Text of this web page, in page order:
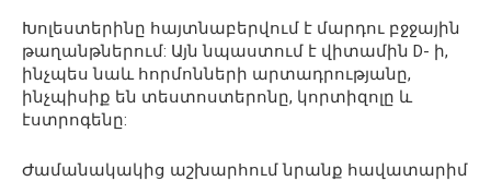
Խոլեստերինը հայտնաբերվում է մարդու բջջային
թաղանթներում: Այն նպաստում է վիտամին D- ի,
ինչպես նաև հորմոնների արտադրությանը,
ինչպիսիք են տեստոստերոնը, կորտիզոլը և
էստրոգենը:
Ժամանակակից աշխարհում նրանք հավատարիմ